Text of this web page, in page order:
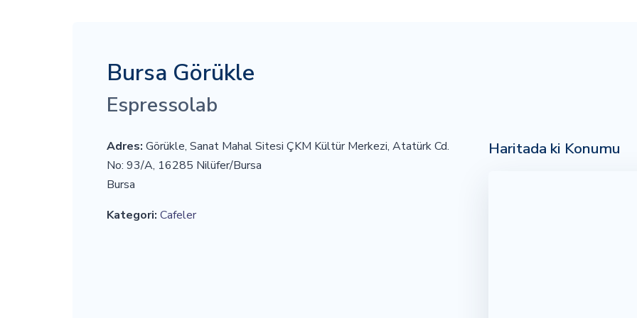
Bursa Görükle
Espressolab
Adres: Görükle, Sanat Mahal Sitesi ÇKM Kültür Merkezi, Atatürk Cd.
No: 93/A, 16285 Nilüfer/Bursa
Bursa
Kategori: Cafeler
Haritada ki Konumu